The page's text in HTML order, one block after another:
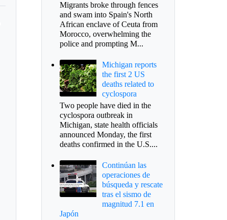
Migrants broke through fences
and swam into Spain's North
African enclave of Ceuta from
Morocco, overwhelming the
police and prompting M...
Michigan reports
the first 2 US
deaths related to
cyclospora
Two people have died in the
cyclospora outbreak in
Michigan, state health officials
announced Monday, the first
deaths confirmed in the U.S....
Continúan las
operaciones de
búsqueda y rescate
tras el sismo de
magnitud 7.1 en
Japón